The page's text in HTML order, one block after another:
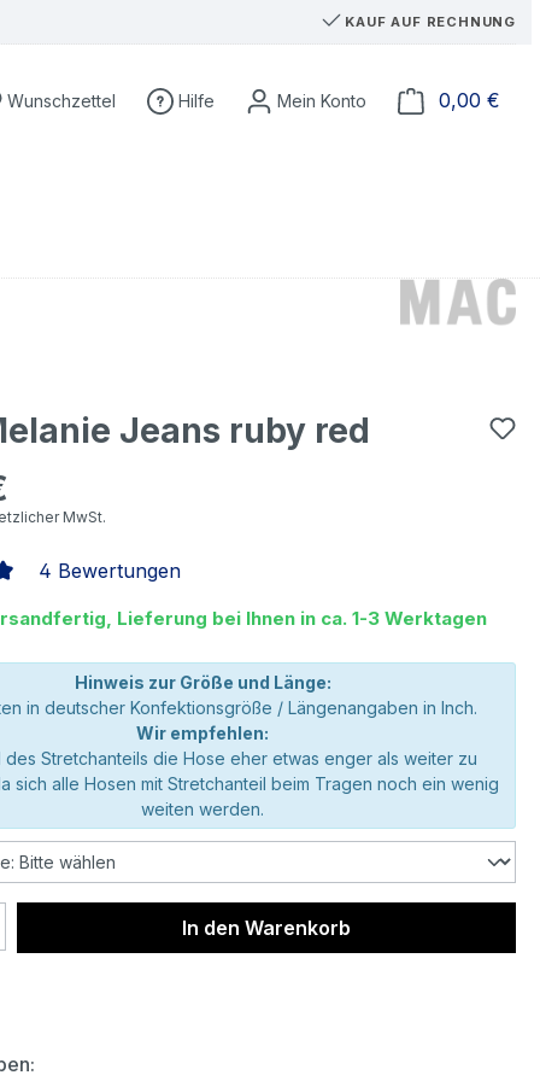
KAUF AUF RECHNUNG
Du hast 0 Produkte auf dem Merkzettel
Wunschzettel Hilfe 0,00 €
Jeans ruby red
MwSt.
4 Bewertungen
Lieferung bei Ihnen in ca. 1-3 Werktagen
Hinweis zur Größe und Länge:
in deutscher Konfektionsgröße / Längenangaben in Inch.
Wir empfehlen:
des Stretchanteils die Hose eher etwas enger als weiter zu
sich alle Hosen mit Stretchanteil beim Tragen noch ein wenig
weiten werden.
Anzahl: Gib den gewünschten Wert
In den Warenkorb